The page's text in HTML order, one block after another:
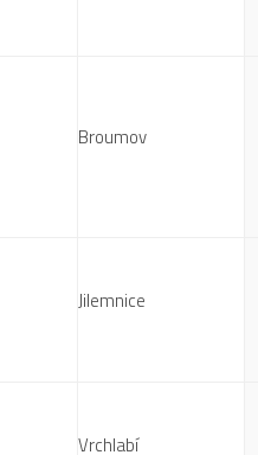
Broumov
Jilemnice
Vrchlabí